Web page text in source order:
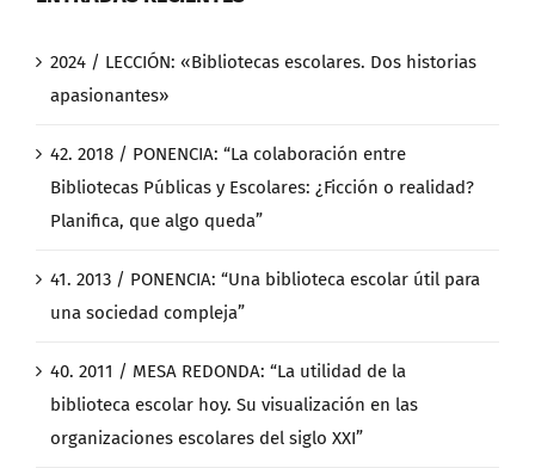
2024 / LECCIÓN: «Bibliotecas escolares. Dos historias
apasionantes»
42. 2018 / PONENCIA: “La colaboración entre
Bibliotecas Públicas y Escolares: ¿Ficción o realidad?
Planifica, que algo queda”
41. 2013 / PONENCIA: “Una biblioteca escolar útil para
una sociedad compleja”
40. 2011 / MESA REDONDA: “La utilidad de la
biblioteca escolar hoy. Su visualización en las
organizaciones escolares del siglo XXI”